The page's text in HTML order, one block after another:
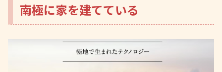
南極に家を建てている